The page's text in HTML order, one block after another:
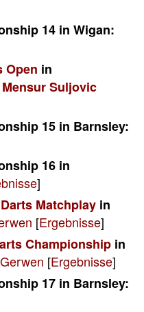
14 in Wigan:
Open in
Mensur Suljovic
15 in Barnsley:
16 in
]
Matchplay in
[Ergebnisse]
Championship in
[Ergebnisse]
17 in Barnsley: